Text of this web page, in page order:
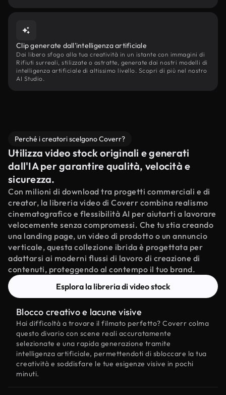
Clip generate dall'intelligenza artificiale
Dai libero sfogo alla tua creatività in un istante con immagini di
Rifiuti surreali, stilizzate o astratte, generate dai nostri modelli di
intelligenza artificiale di altissimo livello. Scopri di più nel nostro
AI Studio.
Perché i creatori scelgono Coverr?
Utilizza video stock originali e generati
dall'IA per garantire qualità, velocità e
sicurezza.
Con milioni di download tra progetti commerciali e di
creator, la libreria video di Coverr combina realismo
cinematografico e flessibilità AI per aiutarti a lavorare
velocemente senza compromessi. Che tu stia creando
una landing page, un video di prodotto o un annuncio
verticale, questa collezione ibrida è progettata per
adattarsi ai moderni flussi di lavoro di creazione di
contenuti, proteggendo al contempo il tuo brand.
Esplora la libreria di video stock
Blocco creativo e lacune visive
Hai difficoltà a trovare il filmato perfetto? Coverr colma
questo divario con scene reali accuratamente
selezionate e una rapida generazione tramite
intelligenza artificiale, permettendoti di sbloccare la tua
creatività e soddisfare le tue esigenze visive in pochi
minuti.